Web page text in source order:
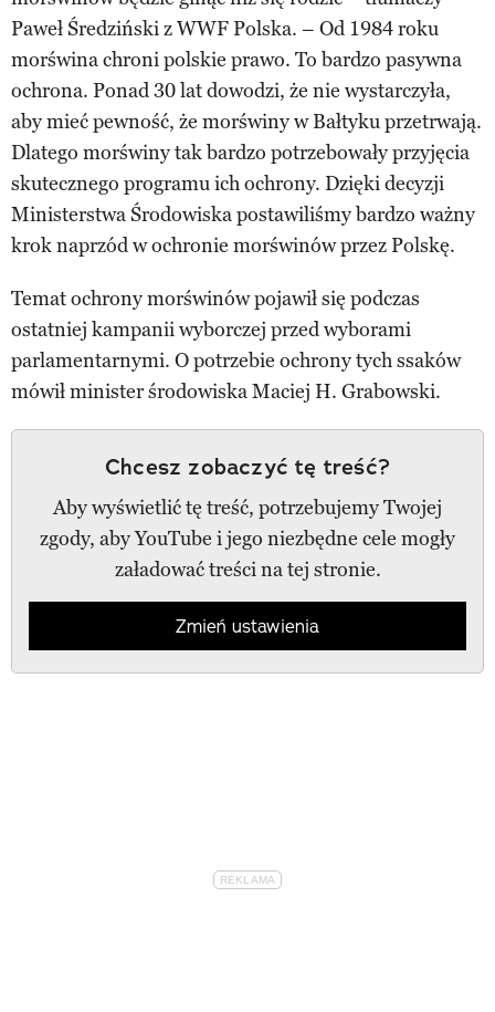
Paweł Średziński z WWF Polska. – Od 1984 roku
morświna chroni polskie prawo. To bardzo pasywna
ochrona. Ponad 30 lat dowodzi, że nie wystarczyła,
aby mieć pewność, że morświny w Bałtyku przetrwają.
Dlatego morświny tak bardzo potrzebowały przyjęcia
skutecznego programu ich ochrony. Dzięki decyzji
Ministerstwa Środowiska postawiliśmy bardzo ważny
krok naprzód w ochronie morświnów przez Polskę.
Temat ochrony morświnów pojawił się podczas
ostatniej kampanii wyborczej przed wyborami
parlamentarnymi. O potrzebie ochrony tych ssaków
mówił minister środowiska Maciej H. Grabowski.
Chcesz zobaczyć tę treść?
Aby wyświetlić tę treść, potrzebujemy Twojej
zgody, aby YouTube i jego niezbędne cele mogły
załadować treści na tej stronie.
Zmień ustawienia